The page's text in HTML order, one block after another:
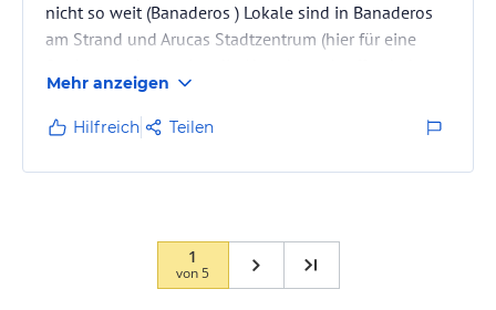
nicht so weit (Banaderos ) Lokale sind in Banaderos
am Strand und Arucas Stadtzentrum (hier für eine
Mehr anzeigen
Hilfreich Teilen
1
von5